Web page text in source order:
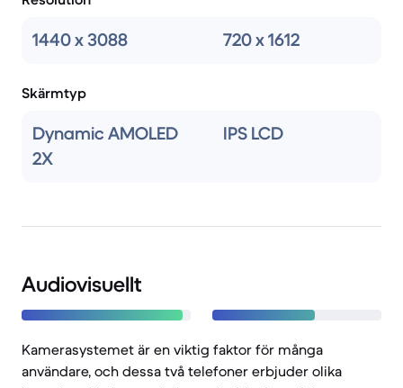
1440 x 3088 720 x 1612
Skärmtyp
Dynamic AMOLED
2X
IPS LCD
Audiovisuellt
Kamerasystemet är en viktig faktor för många
användare, och dessa två telefoner erbjuder olika